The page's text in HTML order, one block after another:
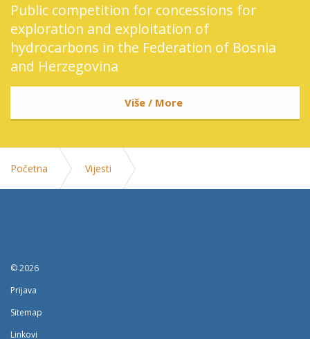
Public competition for concessions for
exploration and exploitation of
hydrocarbons in the Federation of Bosnia
and Herzegovina
Više / More
Početna Vijesti
© 2026
Prijava
Sitemap
Linkovi